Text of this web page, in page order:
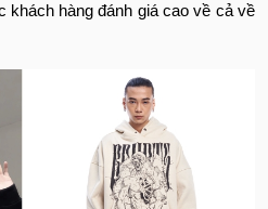
hàng đánh giá cao về cả về